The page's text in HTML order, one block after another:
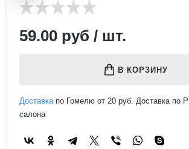
59.00 руб / шт.
В КОРЗИНУ
Доставкапо Гомелю от 20 руб. Доставка по
салона